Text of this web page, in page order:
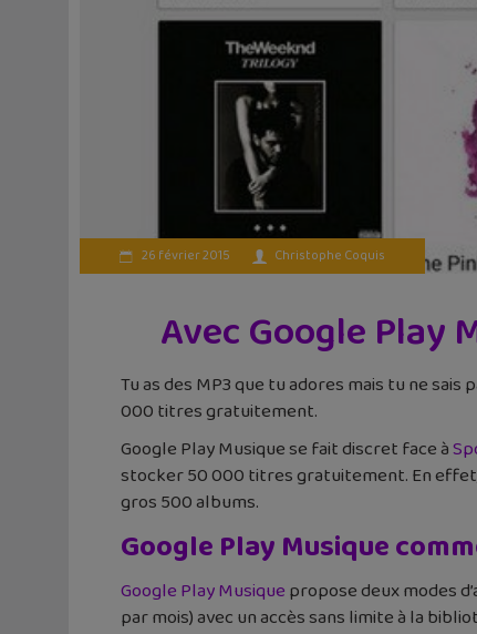
26 février 2015 Christophe Coquis
Avec Google
Tu as des MP3 que tu adores mais tu ne
000 titres gratuitement.
Google Play Musique se fait discret face à
stocker 50 000 titres gratuitement. En
gros 500 albums.
Google Play Musique
Google Play Musiquepropose deux modes
par mois) avec un accès sans limite à la